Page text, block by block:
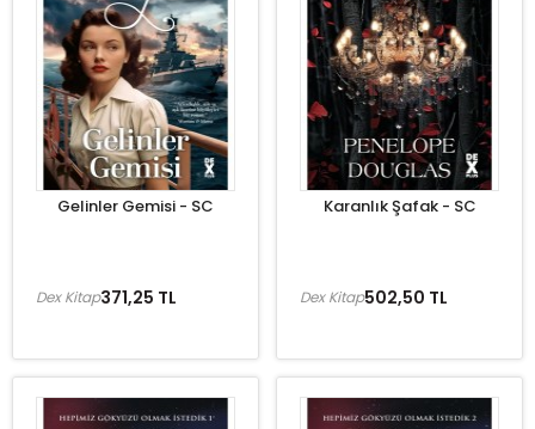
Gelinler Gemisi - SC
371,25 TL
Dex Kitap
Karanlık Şafak - SC
502,50 TL
Dex Kitap